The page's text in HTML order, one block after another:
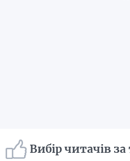
Вибір читачів